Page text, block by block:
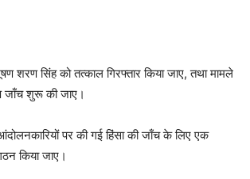
शरण सिंह को तत्काल गिरफ्तार किया जाए, तथा मामले
जाँच शुरू की जाए।
आंदोलनकारियों पर की गई हिंसा की जाँच के लिए एक
किया जाए।